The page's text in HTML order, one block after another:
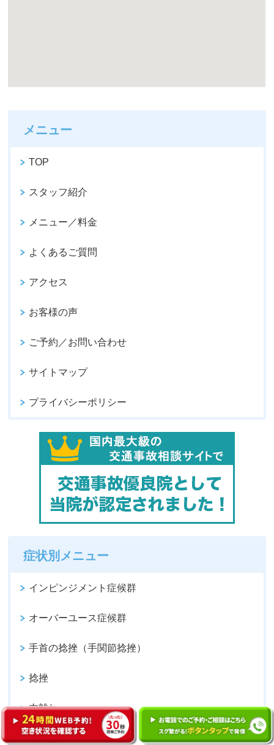
メニュー
TOP
スタッフ紹介
メニュー／料金
よくあるご質問
アクセス
お客様の声
ご予約／お問い合わせ
サイトマップ
プライバシーポリシー
症状別メニュー
インピンジメント症候群
オーバーユース症候群
手首の捻挫（手関節捻挫）
捻挫
肉離れ
野球肘